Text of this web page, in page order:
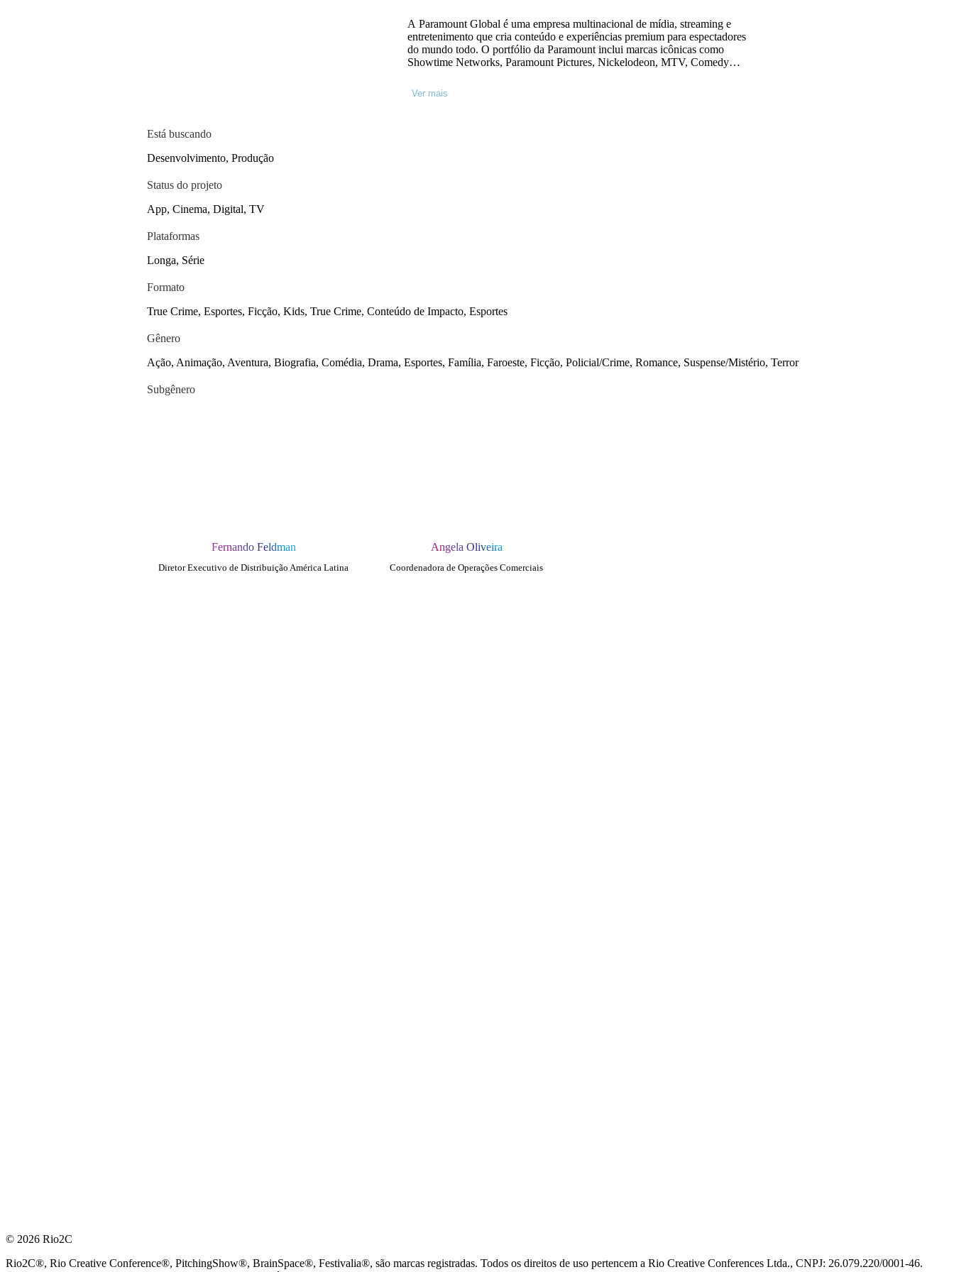
A Paramount Global é uma empresa multinacional de mídia, streaming e
entretenimento que cria conteúdo e experiências premium para espectadores
do mundo todo. O portfólio da Paramount inclui marcas icônicas como
Showtime Networks, Paramount Pictures, Nickelodeon, MTV, Comedy
filmes e programas de TV mais extensos de todo o mercado. Além de
desenvolver serviços inovadores de streaming e produtos de vídeo digital, a
Ver mais
Está buscando
Desenvolvimento, Produção
Status do projeto
App, Cinema, Digital, TV
Plataformas
Longa, Série
Formato
True Crime, Esportes, Ficção, Kids, True Crime, Conteúdo de Impacto, Esportes
Gênero
Ação, Animação, Aventura, Biografia, Comédia, Drama, Esportes, Família, Faroeste, Ficção, Policial/Crime, Romance, Suspense/Mistério, Terror
Subgênero
Fernando Feldman
Diretor Executivo de Distribuição América Latina
Angela Oliveira
Coordenadora de Operações Comerciais
© 2026 Rio2C
Rio2C®, Rio Creative Conference®, PitchingShow®, BrainSpace®, Festivalia®, são marcas registradas. Todos os direitos de uso pertencem a Rio Creative Conferences Ltda., CNPJ: 26.079.220/0001-46.